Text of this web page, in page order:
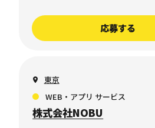
応募する
東京
WEB・アプリ サービス
株式会社NOBU